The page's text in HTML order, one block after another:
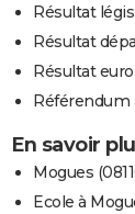
Résultat
Résultat
Résultat
Référendum
En savoir
Mogues
Ecole à